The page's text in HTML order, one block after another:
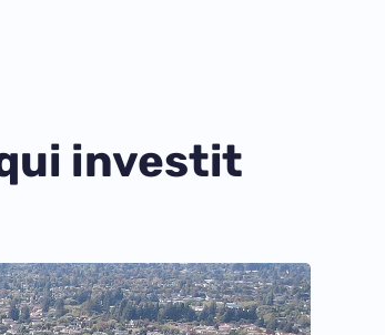
investit